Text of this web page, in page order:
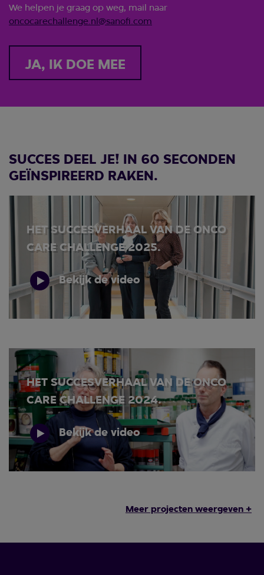
We helpen je graag op weg, mail naar
oncocarechallenge.nl@sanofi.com
JA, IK DOE MEE
SUCCES DEEL JE! IN 60 SECONDEN
GEÏNSPIREERD RAKEN.
HET SUCCESVERHAAL VAN DE ONCO
CARE CHALLENGE 2025.
Bekijk de video
HET SUCCESVERHAAL VAN DE ONCO
CARE CHALLENGE 2024.
Bekijk de video
Meer projecten weergeven +